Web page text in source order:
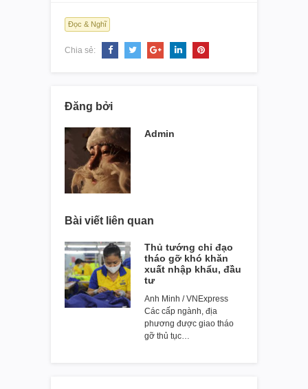
Đọc & Nghĩ
Chia sẻ:
Đăng bởi
Admin
Bài viết liên quan
Thủ tướng chỉ đạo
tháo gỡ khó khăn
xuất nhập khẩu, đầu
tư
Anh Minh / VNExpress
Các cấp ngành, địa
phương được giao tháo
gỡ thủ tục…